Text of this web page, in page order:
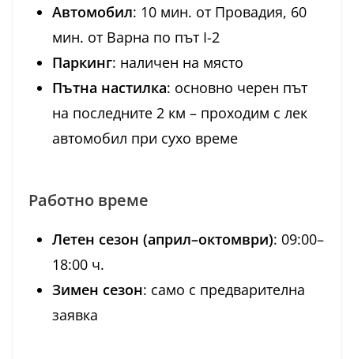
Автомобил: 10 мин. от Провадия, 60
мин. от Варна по път I-2
Паркинг: наличен на място
Пътна настилка: основно черен път
на последните 2 км – проходим с лек
автомобил при сухо време
Работно време
Летен сезон (април–октомври): 09:00–
18:00 ч.
Зимен сезон: само с предварителна
заявка